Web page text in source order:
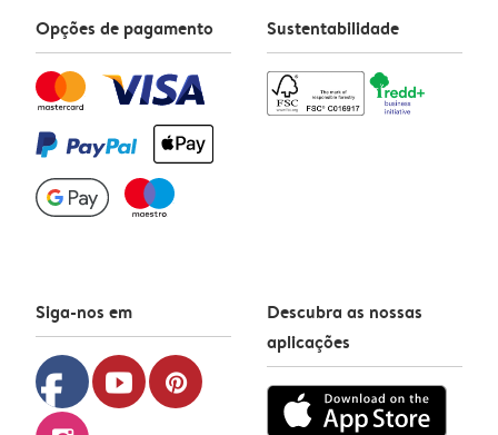
Opções de pagamento Sustentabilidade
Siga-nos em
facebook youtube pinterest
Descubra as nossas
aplicações